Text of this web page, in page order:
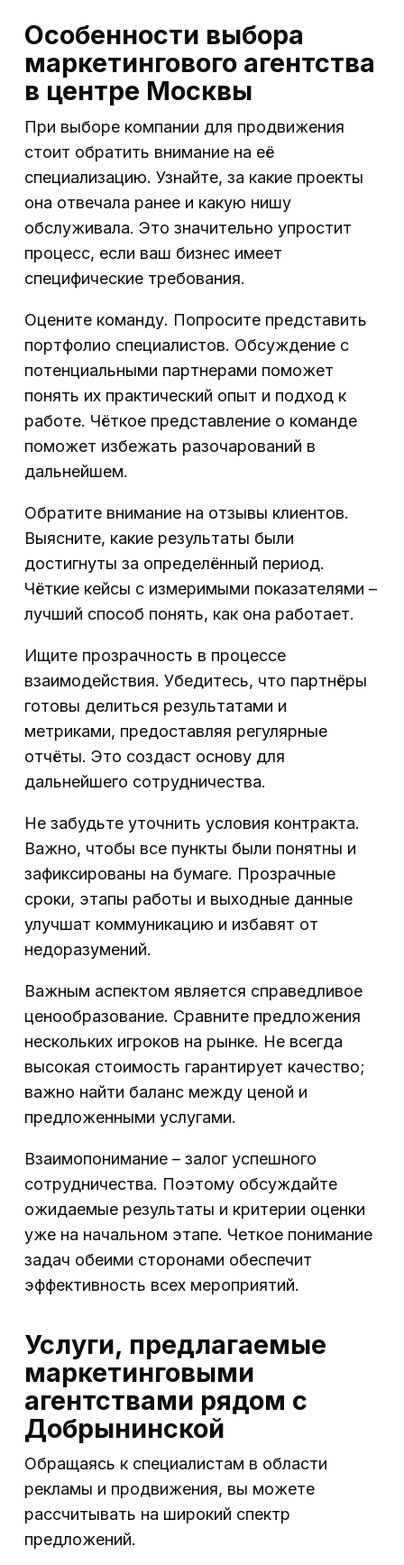
Особенности выбора
маркетингового агентства
в центре Москвы
При выборе компании для продвижения
стоит обратить внимание на её
специализацию. Узнайте, за какие проекты
она отвечала ранее и какую нишу
обслуживала. Это значительно упростит
процесс, если ваш бизнес имеет
специфические требования.
Оцените команду. Попросите представить
портфолио специалистов. Обсуждение с
потенциальными партнерами поможет
понять их практический опыт и подход к
работе. Чёткое представление о команде
поможет избежать разочарований в
дальнейшем.
Обратите внимание на отзывы клиентов.
Выясните, какие результаты были
достигнуты за определённый период.
Чёткие кейсы с измеримыми показателями –
лучший способ понять, как она работает.
Ищите прозрачность в процессе
взаимодействия. Убедитесь, что партнёры
готовы делиться результатами и
метриками, предоставляя регулярные
отчёты. Это создаст основу для
дальнейшего сотрудничества.
Не забудьте уточнить условия контракта.
Важно, чтобы все пункты были понятны и
зафиксированы на бумаге. Прозрачные
сроки, этапы работы и выходные данные
улучшат коммуникацию и избавят от
недоразумений.
Важным аспектом является справедливое
ценообразование. Сравните предложения
нескольких игроков на рынке. Не всегда
высокая стоимость гарантирует качество;
важно найти баланс между ценой и
предложенными услугами.
Взаимопонимание – залог успешного
сотрудничества. Поэтому обсуждайте
ожидаемые результаты и критерии оценки
уже на начальном этапе. Четкое понимание
задач обеими сторонами обеспечит
эффективность всех мероприятий.
Услуги, предлагаемые
маркетинговыми
агентствами рядом с
Добрынинской
Обращаясь к специалистам в области
рекламы и продвижения, вы можете
рассчитывать на широкий спектр
предложений.